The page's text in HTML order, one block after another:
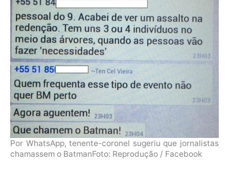
Por WhatsApp, tenente-coronel sugeriu que jornalistas
chamassem o BatmanFoto: Reprodução / Facebook